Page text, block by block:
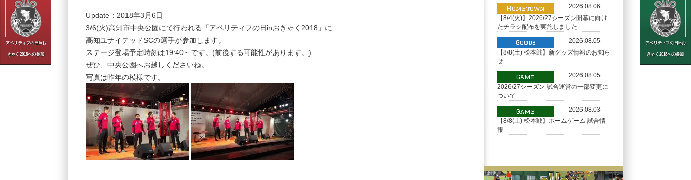
アペリティフの日inお
きゃく2018への参加
アペリティフの日inお
きゃく2018への参加
Update：2018年3月6日
3/6(火)高知市中央公園にて行われる「アペリティフの日inおきゃく2018」に
高知ユナイテッドSCの選手が参加します。
ステージ登場予定時刻は19:40～です。(前後する可能性があります。)
ぜひ、中央公園へお越しくださいね。
写真は昨年の模様です。
Hometown
2026.08.06
【8/4(火)】2026/27シーズン開幕に向け
たチラシ配布を実施しました
Goods
2026.08.05
【8/8(土) 松本戦】新グッズ情報のお知ら
せ
Game
2026.08.05
2026/27シーズン 試合運営の一部変更に
ついて
Game
2026.08.03
【8/8(土) 松本戦】ホームゲーム 試合情
報